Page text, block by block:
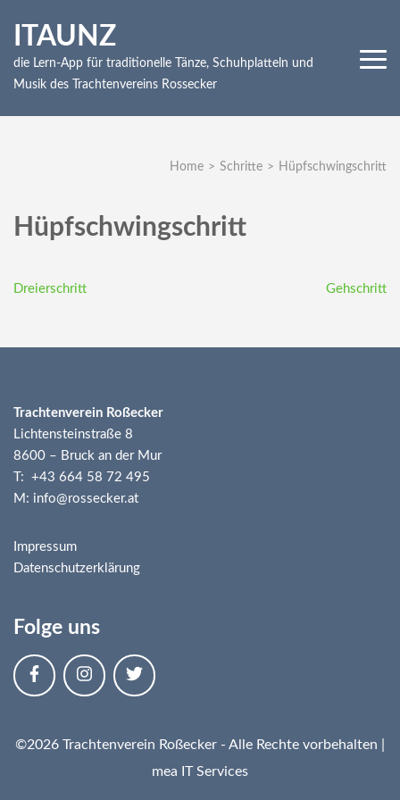
ITAUNZ
die Lern-App für traditionelle Tänze, Schuhplatteln und
Musik des Trachtenvereins Rossecker
Home > Schritte > Hüpfschwingschritt
Hüpfschwingschritt
Beitragsnavigation
Dreierschritt Gehschritt
Trachtenverein Roßecker
Lichtensteinstraße 8
8600 – Bruck an der Mur
T: +43 664 58 72 495
M: info@rossecker.at
Impressum
Datenschutzerklärung
Folge uns
©2026 Trachtenverein Roßecker - Alle Rechte vorbehalten |
mea IT Services